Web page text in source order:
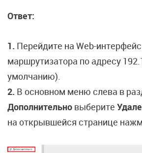
Ответ:
1. Перейдите на Web-интерфейс
маршрутизатора по адресу
умолчанию).
2. В основном меню слева в
Дополнительно выберите
на открывшейся странице